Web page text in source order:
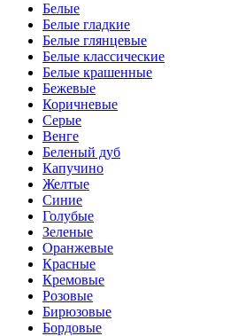
Белые
Белые гладкие
Белые глянцевые
Белые классические
Белые крашенные
Бежевые
Коричневые
Серые
Венге
Беленый дуб
Капучино
Желтые
Синие
Голубые
Зеленые
Оранжевые
Красные
Кремовые
Розовые
Бирюзовые
Бордовые